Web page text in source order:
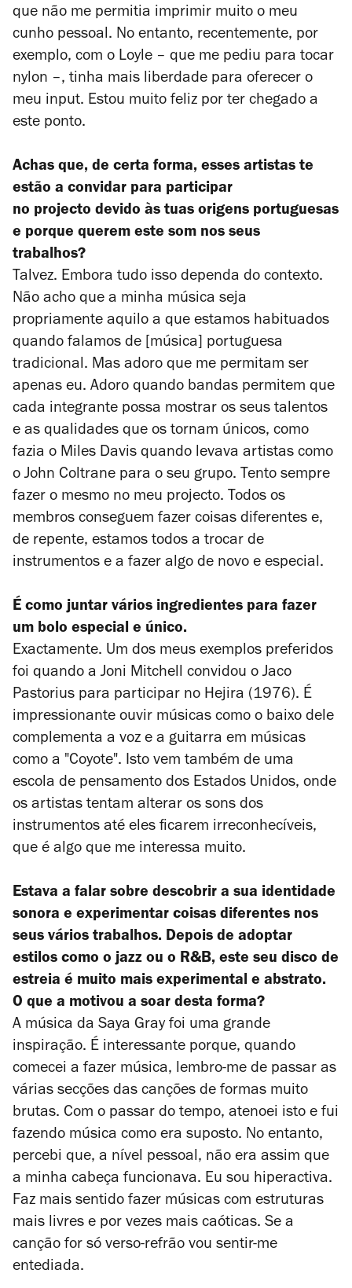
que não me permitia imprimir muito o meu
cunho pessoal. No entanto, recentemente, por
exemplo, com o Loyle – que me pediu para tocar
nylon –, tinha mais liberdade para oferecer o
meu input. Estou muito feliz por ter chegado a
este ponto.
Achas que, de certa forma, esses artistas te
estão a convidar para participar
no projecto devido às tuas origens portuguesas
e porque querem este som nos seus
trabalhos?
Talvez. Embora tudo isso dependa do contexto.
Não acho que a minha música seja
propriamente aquilo a que estamos habituados
quando falamos de [música] portuguesa
tradicional. Mas adoro que me permitam ser
apenas eu. Adoro quando bandas permitem que
cada integrante possa mostrar os seus talentos
e as qualidades que os tornam únicos, como
fazia o Miles Davis quando levava artistas como
o John Coltrane para o seu grupo. Tento sempre
fazer o mesmo no meu projecto. Todos os
membros conseguem fazer coisas diferentes e,
de repente, estamos todos a trocar de
instrumentos e a fazer algo de novo e especial.
É como juntar vários ingredientes para fazer
um bolo especial e único.
Exactamente. Um dos meus exemplos preferidos
foi quando a Joni Mitchell convidou o Jaco
Pastorius para participar no Hejira (1976). É
impressionante ouvir músicas como o baixo dele
complementa a voz e a guitarra em músicas
como a "Coyote". Isto vem também de uma
escola de pensamento dos Estados Unidos, onde
os artistas tentam alterar os sons dos
instrumentos até eles ficarem irreconhecíveis,
que é algo que me interessa muito.
Estava a falar sobre descobrir a sua identidade
sonora e experimentar coisas diferentes nos
seus vários trabalhos. Depois de adoptar
estilos como o jazz ou o R&B, este seu disco de
estreia é muito mais experimental e abstrato.
O que a motivou a soar desta forma?
A música da Saya Gray foi uma grande
inspiração. É interessante porque, quando
comecei a fazer música, lembro-me de passar as
várias secções das canções de formas muito
brutas. Com o passar do tempo, atenoei isto e fui
fazendo música como era suposto. No entanto,
percebi que, a nível pessoal, não era assim que
a minha cabeça funcionava. Eu sou hiperactiva.
Faz mais sentido fazer músicas com estruturas
mais livres e por vezes mais caóticas. Se a
canção for só verso-refrão vou sentir-me
entediada.